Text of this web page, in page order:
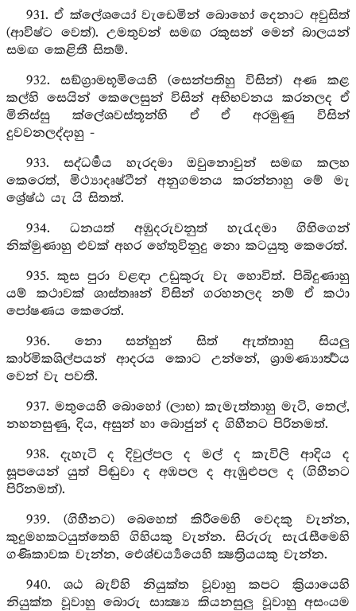
931. ඒ ක්ලේශයෝ වැඩෙමින් බොහෝ දෙනාට අවුසිත්
(ආවිෂ්ට වෙත්). උමතුවන් සමඟ රකුසන් මෙන් බාලයන්
සමඟ කෙළිතී සිතම්.
932. සඞ්ග්‍රාමභූමියෙහි (සෙන්පතිහු විසින්) අණ කළ
කල්හි සෙයින් කෙලෙසුන් විසින් අභිභවනය කරනලද ඒ
මිනිස්සු ක්ලේශවස්තූන්හි ඒ ඒ අරමුණු විසින්
දුවවනලද්දාහු -
933. සද්ධර්‍මය හැරදමා ඔවුනොවුන් සමඟ කලහ
කෙරෙත්, මිථ්‍යාදෘෂ්ටීන් අනුගමනය කරන්නාහු මේ මැ
ශ්‍රේෂ්ඨ යැ යි සිතත්.
934. ධනයත් අඹුදරුවනුත් හැරැදමා ගිහිගෙන්
නික්මුණාහු ළුවක් අහර හේතුවිනුදු නො කටයුතු කෙරෙත්.
935. කුස පුරා වළඳා උඩුකුරු වැ හොවිත්. පිබිදුණාහු
යම් කථාවක් ශාස්තෲන් විසින් ගරහනලද නම් ඒ කථා
පෝෂණය කෙරෙත්.
936. නො සන්හුන් සිත් ඇත්තාහු සියලු
කාර්මිකශිල්පයන් ආදරය කොට උන්නේ, ශ්‍රාමණ්‍යාර්‍ත්‍ථය
වෙන් වැ පවතී.
937. මතුයෙහි බොහෝ (ලාභ) කැමැත්තාහු මැටි, තෙල්,
නහනසුණු, දිය, අසුන් හා බොජුන් ද ගිහීනට පිරිනමත්.
938. දැහැටි ද දිවුල්පල ද මල් ද කැවිලි ආදිය ද
සූපයෙන් යුත් පිඬුවා ද අඹපල ද ඇඹුළුපල ද (ගිහීනට
පිරිනමත්).
939. (ගිහීනට) බෙහෙත් කිරීමෙහි වෙදකු වැන්න,
කුදුමහකටයුත්තෙහි ගිහියකු වැන්න. සිරුරු සැරැසීමෙහි
ගණිකාවක වැන්න, ඓශ්චර්‍ය්‍යයෙහි ක්‍ෂත්‍රියයකු වැන්න.
940. ශඨ බැව්හි නියුක්ත වූවාහු කපට ක්‍රියායෙහි
නියුක්ත වූවාහු බොරු සාක්‍ෂ්‍ය කියනසුලු වූවාහු අසංයම